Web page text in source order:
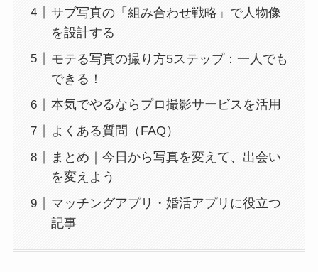
サブ写真の「組み合わせ戦略」で人物像
を設計する
モテる写真の撮り方5ステップ：一人でも
できる！
本気でやるならプロ撮影サービスを活用
よくある質問（FAQ）
まとめ｜今日から写真を変えて、出会い
を変えよう
マッチングアプリ・婚活アプリに役立つ
記事